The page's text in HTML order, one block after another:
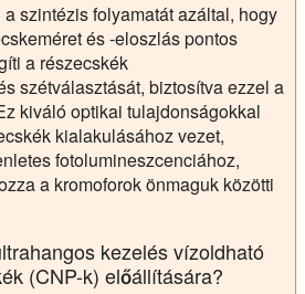
szintézis folyamatát azáltal, hogy
és -eloszlás pontos
a részecskék
szétválasztását, biztosítva ezzel a
kiváló optikai tulajdonságokkal
kialakulásához vezet,
fotolumineszcenciához,
a kromoforok önmaguk közötti
kezelés vízoldható
(CNP-k) előállítására?